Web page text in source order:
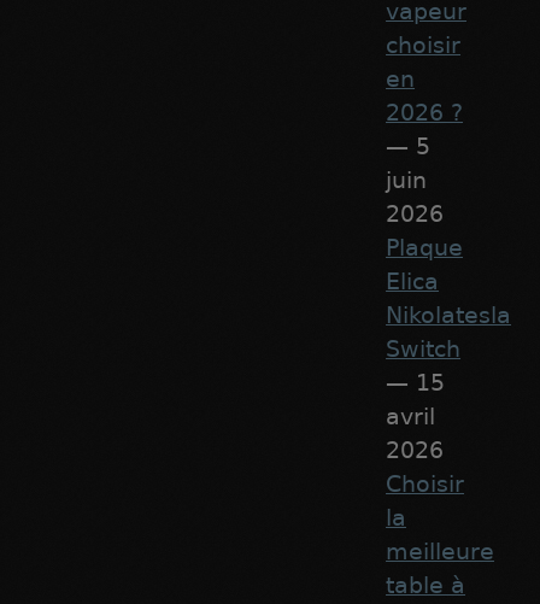
vapeur
choisir
en
2026 ?
— 5
juin
2026
Plaque
Elica
Nikolatesla
Switch
— 15
avril
2026
Choisir
la
meilleure
table à